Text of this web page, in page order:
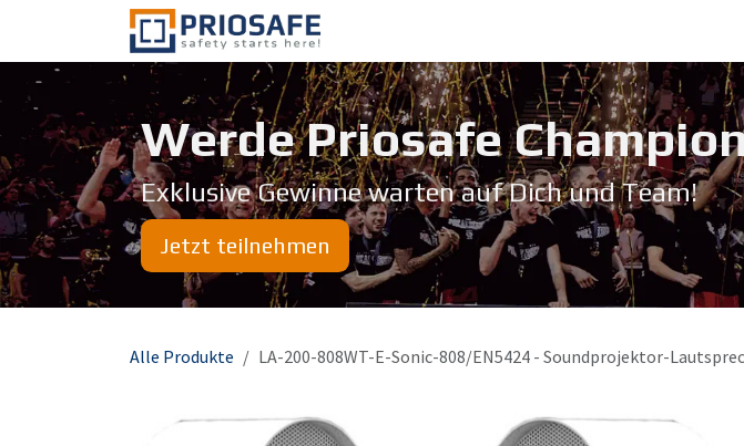
Zum Inhalt springen
Jetzt teilnehmen
Werde Priosafe
Exklusive Gewinne warten auf Dich und Team!
Alle Produkte LA-200-808WT-E-Sonic-808/EN5424 - Soundprojektor-